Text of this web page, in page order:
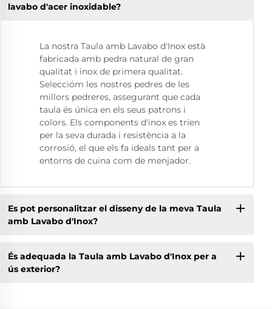
lavabo d'acer inoxidable?
La nostra Taula amb Lavabo d'Inox està
fabricada amb pedra natural de gran
qualitat i inox de primera qualitat.
Seleccióm les nostres pedres de les
millors pedreres, assegurant que cada
taula és única en els seus patrons i
colors. Els components d'inox es trien
per la seva durada i resistència a la
corrosió, el que els fa ideals tant per a
entorns de cuina com de menjador.
Es pot personalitzar el disseny de la meva Taula
amb Lavabo d'Inox?
És adequada la Taula amb Lavabo d'Inox per a
ús exterior?